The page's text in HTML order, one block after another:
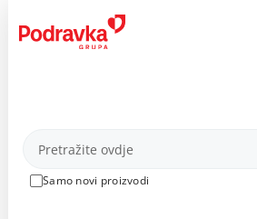
content
Proizvodi
Samo novi proizvodi